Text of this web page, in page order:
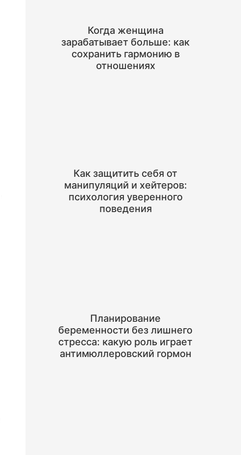
Когда женщина
зарабатывает больше: как
сохранить гармонию в
отношениях
Как защитить себя от
манипуляций и хейтеров:
психология уверенного
поведения
Планирование
беременности без лишнего
стресса: какую роль играет
антимюллеровский гормон